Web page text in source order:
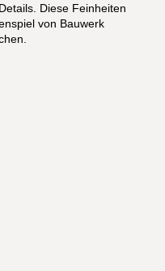
Diese Feinheiten
von Bauwerk